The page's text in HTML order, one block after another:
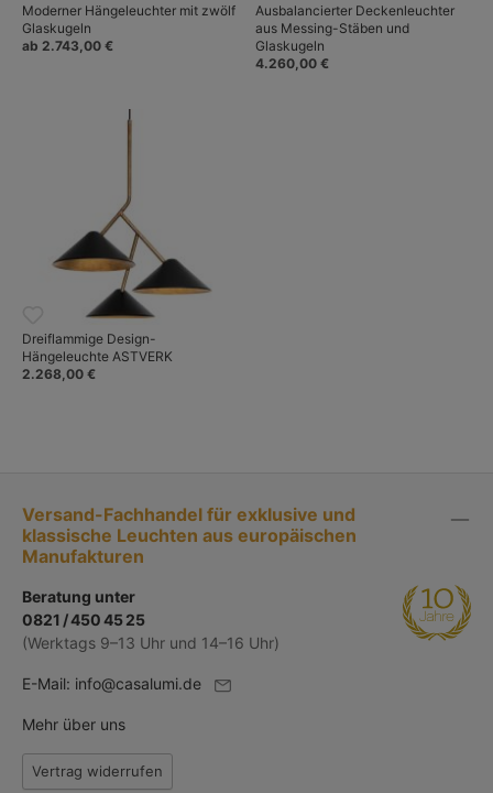
Moderner Hängeleuchter mit zwölf
Glaskugeln
ab 2.743,00 €
Ausbalancierter Deckenleuchter
aus Messing-Stäben und
Glaskugeln
4.260,00 €
Dreiflammige Design-
Hängeleuchte ASTVERK
2.268,00 €
Versand-Fachhandel für exklusive und
klassische Leuchten aus europäischen
Manufakturen
Beratung unter
0821 / 450 45 25
(Werktags 9–13 Uhr und 14–16 Uhr)
E-Mail: info@casalumi.de
Mehr über uns
Vertrag widerrufen